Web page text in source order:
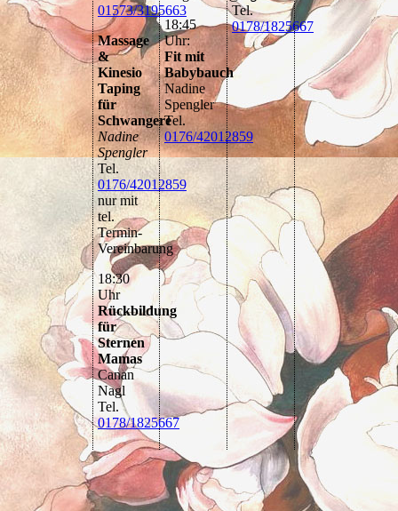
01573/3195663
Massage
&
Kinesio
Taping
für
Schwangere
Nadine
Spengler
Tel.
0176/42012859
nur mit
tel.
Termin-
Vereinbarung
18:30
Uhr
Rückbildung
für
Sternen
Mamas
Canan
Nagl
Tel.
0178/1825667
18:45
Uhr:
Fit mit
Babybauch
Nadine
Spengler
Tel.
0176/42012859
Tel.
0178/1825667